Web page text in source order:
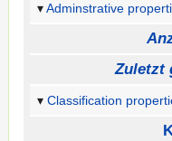
Adminstrative
Zuletzt
Classification